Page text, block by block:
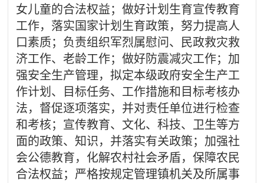
女儿童的合法权益；做好计划生育宣传教育
工作，落实国家计划生育政策，努力提高人
口素质；负责组织军烈属慰问、民政救灾救
济工作、老龄工作；做好防震减灾工作；加
强安全生产管理，拟定本级政府安全生产工
作计划、目标任务、工作措施和目标考核办
法，督促逐项落实，并对责任单位进行检查
和考核；宣传教育、文化、科技、卫生等方
面的政策、知识，并落实有关政策；加强社
会公德教育，化解农村社会矛盾，保障农民
合法权益；严格按规定管理镇机关及所属事